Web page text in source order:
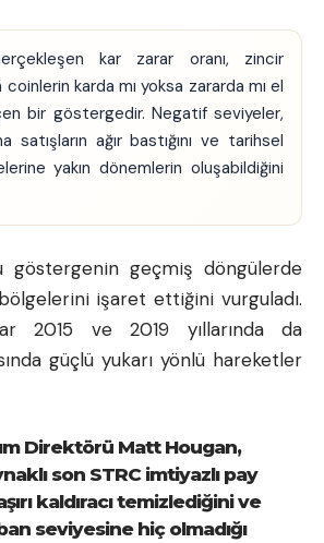
kar zarar oranı, zincir
karda mı yoksa zararda mı el
bir göstergedir. Negatif seviyeler,
satışların ağır bastığını ve tarihsel
yakın dönemlerin oluşabildiğini
göstergenin geçmiş döngülerde
işaret ettiğini vurguladı.
2015 ve 2019 yıllarında da
güçlü yukarı yönlü hareketler
Direktörü Matt Hougan,
son STRC imtiyazlı pay
kaldıracı temizlediğini ve
seviyesine hiç olmadığı